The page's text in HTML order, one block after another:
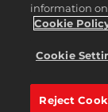
©2016-2026
Civilization, and
Alla
information on
Cookie
Cookie
Reject